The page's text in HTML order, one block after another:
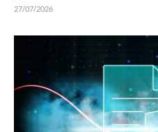
27/07/2026